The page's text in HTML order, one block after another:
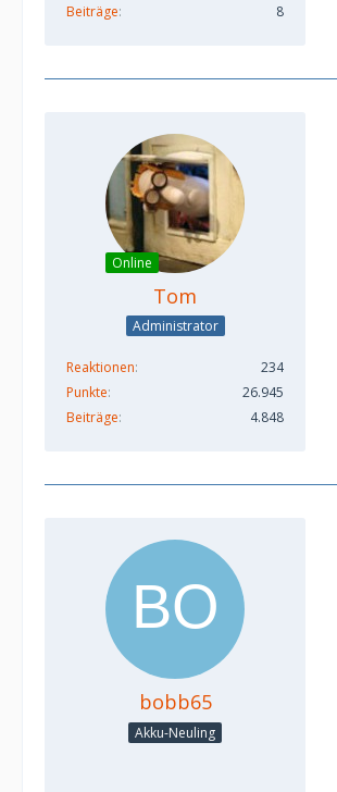
Beiträge
8
Online
Tom
Administrator
Reaktionen
234
Punkte
26.945
Beiträge
4.848
bobb65
Akku-Neuling